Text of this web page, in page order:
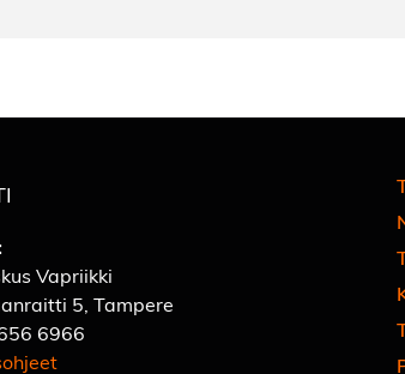
Vapriikki
5, Tampere
6966